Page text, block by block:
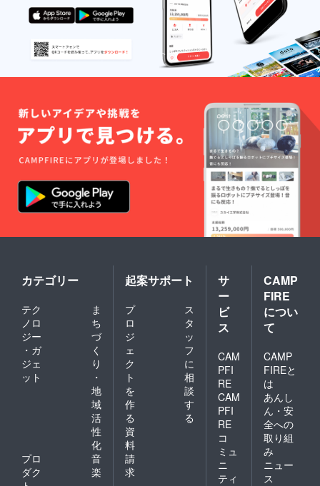
カテゴリー
テク
ノロ
ジー
・ガ
ジェ
ット
ま
ち
づ
く
り
・
地
域
活
性
化
プロ
ダク
音
楽
起案サポート
プ
ロ
ジ
ェ
ク
ト
を
作
る
ス
タ
ッ
フ
に
相
談
す
る
資
料
請
求
サ
ー
ビ
ス
CAM
PFI
RE
CAM
PFI
RE
コ
ミュ
ニ
ティ
CAMP
FIRE
につい
て
CAMP
FIREと
は
あんし
ん・安
全への
取り組
み
ニュー
ス